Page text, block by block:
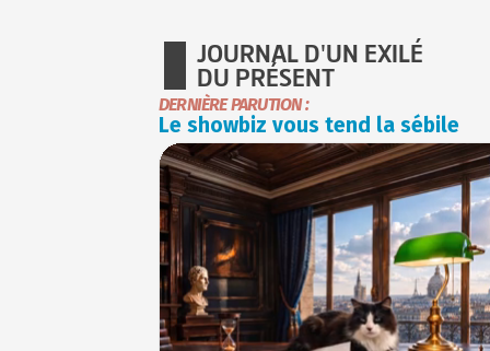
JOURNAL D'UN EXILÉ
DU PRÉSENT
DERNIÈRE PARUTION :
Le showbiz vous tend la sébile